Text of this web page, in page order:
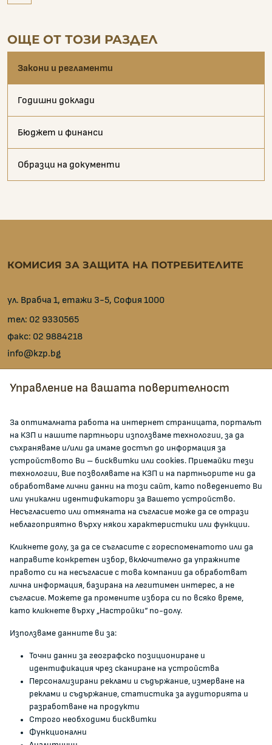
ОЩЕ ОТ ТОЗИ РАЗДЕЛ
Закони и регламенти
Годишни доклади
Бюджет и финанси
Образци на документи
КОМИСИЯ ЗА ЗАЩИТА НА ПОТРЕБИТЕЛИТЕ
ул. Врабча 1, етажи 3-5, София 1000
тел: 02 9330565
факс: 02 9884218
info@kzp.bg
Всички контакти
ЗА КОМИСИЯТА
За КЗП
Кои сме ние
Кариери
Документи и други актове
Информация
Полезни връзки
ЖАЛБИ И РЕГИСТРИ
Регистър на опасните стоки
Регистър на е-адреси на ЮЛ нежелаещи да получават
Помирителна комисия
Управление на вашата поверителност
За оптималната работа на интернет страницата, порталът
на КЗП и нашите партньори използваме технологии, за да
съхраняваме и/или да имаме достъп до информация за
устройството Ви – бисквитки или cookies. Приемайки тези
технологии, Вие позволявате на КЗП и на партньорите ни да
обработваме лични данни на този сайт, като поведението Ви
или уникални идентификатори за Вашето устройство.
Несъгласието или отмяната на съгласие може да се отрази
неблагоприятно върху някои характеристики или функции.
Кликнете долу, за да се съгласите с гореспоменатото или да
направите конкретен избор, включително да упражните
правото си на несъгласие с това компании да обработват
лична информация, базирана на легитимен интерес, а не
съгласие. Можете да промените избора си по всяко време,
като кликнете върху „Настройки“ по-долу.
Използваме данните ви за:
Точни данни за географско позициониране и
идентификация чрез сканиране на устройства
Персонализирани реклами и съдържание, измерване на
реклами и съдържание, статистика за аудиторията и
разработване на продукти
Строго необходими бисквитки
Функционални